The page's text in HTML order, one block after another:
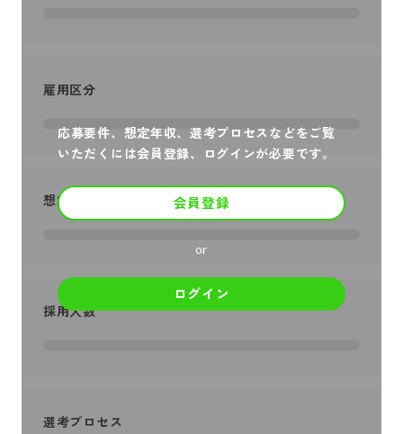
応募要件、想定年収、選考プロセスなどをご覧
いただくには会員登録、ログインが必要です。
会員登録
or
ログイン
雇用区分
想定年収
採用人数
選考プロセス